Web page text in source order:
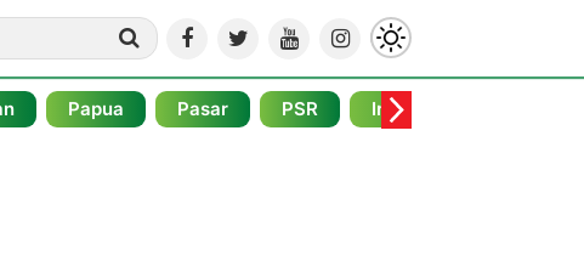
Papua Pasar PSR Internasional